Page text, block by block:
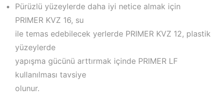
Pürüzlü yüzeylerde daha iyi netice almak için
PRIMER KVZ 16, su
ile temas edebilecek yerlerde PRIMER KVZ 12, plastik
yüzeylerde
yapışma gücünü arttırmak içinde PRIMER LF
kullanılması tavsiye
olunur.